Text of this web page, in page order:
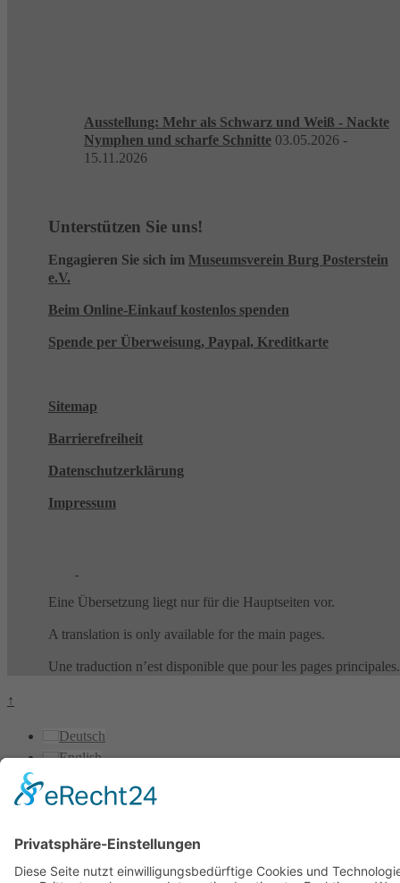
Ausstellung: Mehr als Schwarz und Weiß - Nackte
Nymphen und scharfe Schnitte 03.05.2026 -
15.11.2026
Unterstützen Sie uns!
Engagieren Sie sich im Museumsverein Burg Posterstein
e.V.
Beim Online-Einkauf kostenlos spenden
Spende per Überweisung, Paypal, Kreditkarte
Sitemap
Barrierefreiheit
Datenschutzerklärung
Impressum
Eine Übersetzung liegt nur für die Hauptseiten vor.
A translation is only available for the main pages.
Une traduction n’est disponible que pour les pages principales.
↑
Deutsch
English